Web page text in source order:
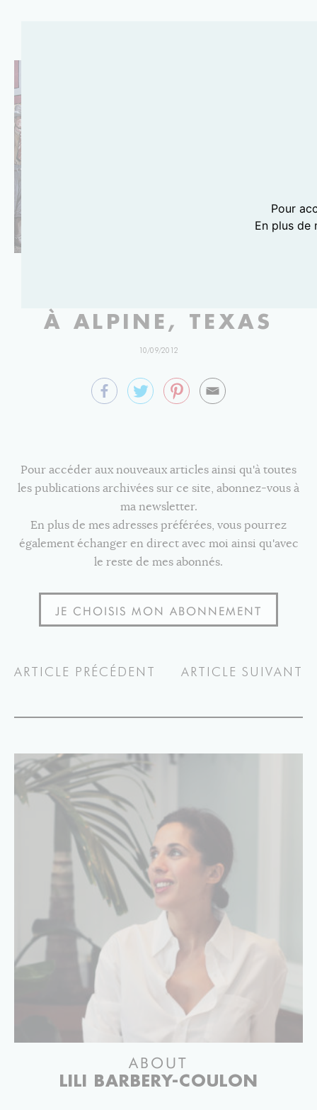
À ALPINE, TEXAS
10/09/2012
Pour accéder aux nouveaux articles ainsi qu'à toutes
les publications archivées sur ce site, abonnez-vous à
ma newsletter.
En plus de mes adresses préférées, vous pourrez
également échanger en direct avec moi ainsi qu'avec
le reste de mes abonnés.
JE CHOISIS MON ABONNEMENT
Pour
En plus de
ARTICLE PRÉCÉDENT ARTICLE SUIVANT
ABOUT
LILI BARBERY-COULON